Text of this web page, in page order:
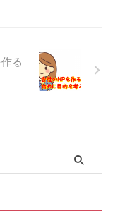
る